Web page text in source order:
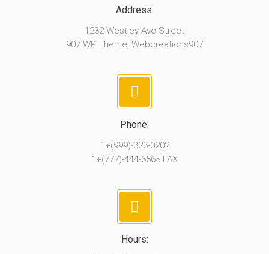
Address:
1232 Westley Ave Street
907 WP Theme, Webcreations907
Phone:
1+(999)-323-0202
1+(777)-444-6565 FAX
Hours: